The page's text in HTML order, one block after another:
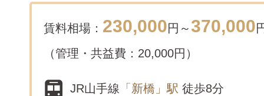
賃料相場： 230,000円～370,000
（管理・共益費：20,000円）
JR山手線 「新橋」駅 徒歩8分